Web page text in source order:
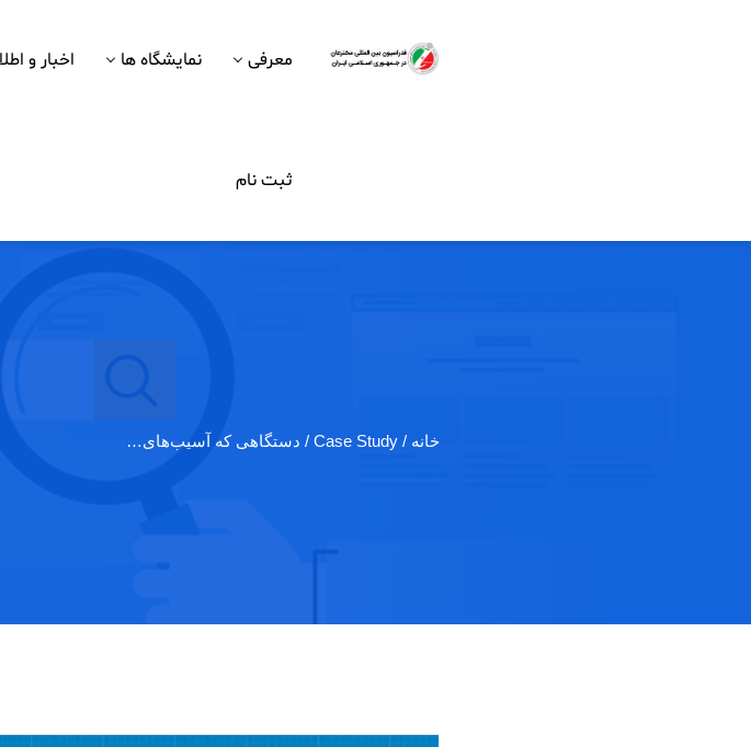
معرفی نمایشگاه ها اخبار و
ثبت نام
خانه / Case Study / دستگاهی که آسیب‌های…